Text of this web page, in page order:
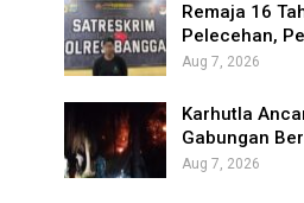
Remaja 16
Pelecehan,
Aug 7, 2026
Karhutla
Gabungan
Aug 7, 2026